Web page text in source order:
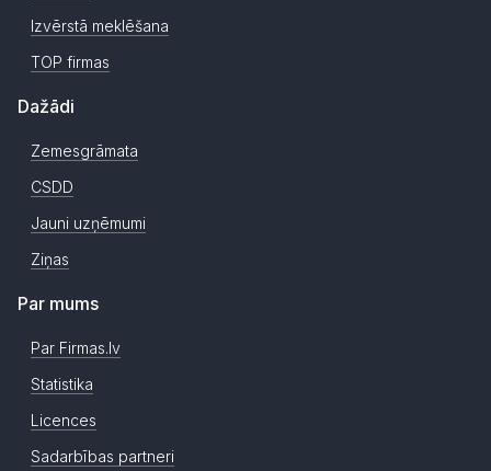
Izvērstā meklēšana
TOP firmas
Dažādi
Zemesgrāmata
CSDD
Jauni uzņēmumi
Ziņas
Par mums
Par Firmas.lv
Statistika
Licences
Sadarbības partneri